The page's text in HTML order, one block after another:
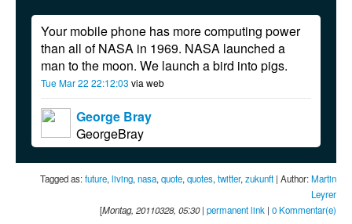
Your mobile phone has more computing power
than all of NASA in 1969. NASA launched a
man to the moon. We launch a bird into pigs.
Tue Mar 22 22:12:03 via web
George Bray
GeorgeBray
Tagged as:future, living, nasa, quote, quotes, twitter, zukunft | Author:Martin
Leyrer
[Montag, 20110328, 05:30| permanent link | 0 Kommentar(e)